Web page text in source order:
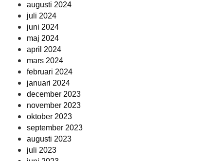
augusti 2024
juli 2024
juni 2024
maj 2024
april 2024
mars 2024
februari 2024
januari 2024
december 2023
november 2023
oktober 2023
september 2023
augusti 2023
juli 2023